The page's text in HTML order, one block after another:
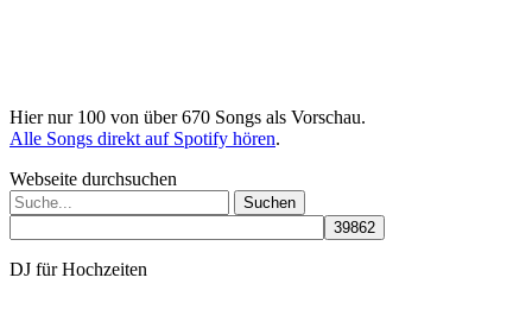
Hier nur 100 von über 670 Songs als Vorschau.
Alle Songs direkt auf Spotify hören.
Webseite durchsuchen
Suchen
nach:
DJ für Hochzeiten